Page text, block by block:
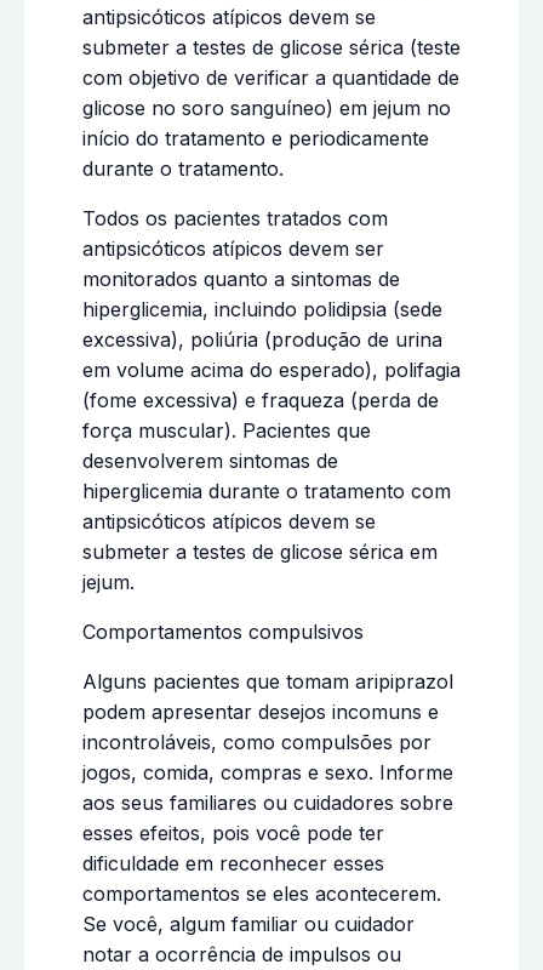
antipsicóticos atípicos devem se
submeter a testes de glicose sérica (teste
com objetivo de verificar a quantidade de
glicose no soro sanguíneo) em jejum no
início do tratamento e periodicamente
durante o tratamento.
Todos os pacientes tratados com
antipsicóticos atípicos devem ser
monitorados quanto a sintomas de
hiperglicemia, incluindo polidipsia (sede
excessiva), poliúria (produção de urina
em volume acima do esperado), polifagia
(fome excessiva) e fraqueza (perda de
força muscular). Pacientes que
desenvolverem sintomas de
hiperglicemia durante o tratamento com
antipsicóticos atípicos devem se
submeter a testes de glicose sérica em
jejum.
Comportamentos compulsivos
Alguns pacientes que tomam aripiprazol
podem apresentar desejos incomuns e
incontroláveis, como compulsões por
jogos, comida, compras e sexo. Informe
aos seus familiares ou cuidadores sobre
esses efeitos, pois você pode ter
dificuldade em reconhecer esses
comportamentos se eles acontecerem.
Se você, algum familiar ou cuidador
notar a ocorrência de impulsos ou